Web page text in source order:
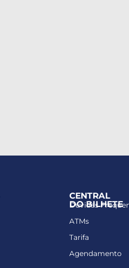
CENTRAL
DO BILHETE
Dúvidas
ATMs
Tarifa
Agendamento